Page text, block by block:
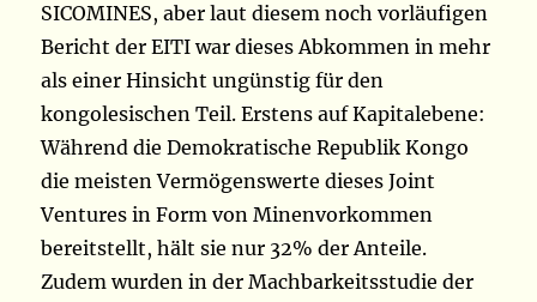
SICOMINES, aber laut diesem noch vorläufigen
Bericht der EITI war dieses Abkommen in mehr
als einer Hinsicht ungünstig für den
kongolesischen Teil. Erstens auf Kapitalebene:
Während die Demokratische Republik Kongo
die meisten Vermögenswerte dieses Joint
Ventures in Form von Minenvorkommen
bereitstellt, hält sie nur 32% der Anteile.
Zudem wurden in der Machbarkeitsstudie der